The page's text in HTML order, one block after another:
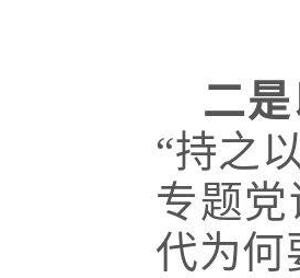
二
“持之
专题党
代为何